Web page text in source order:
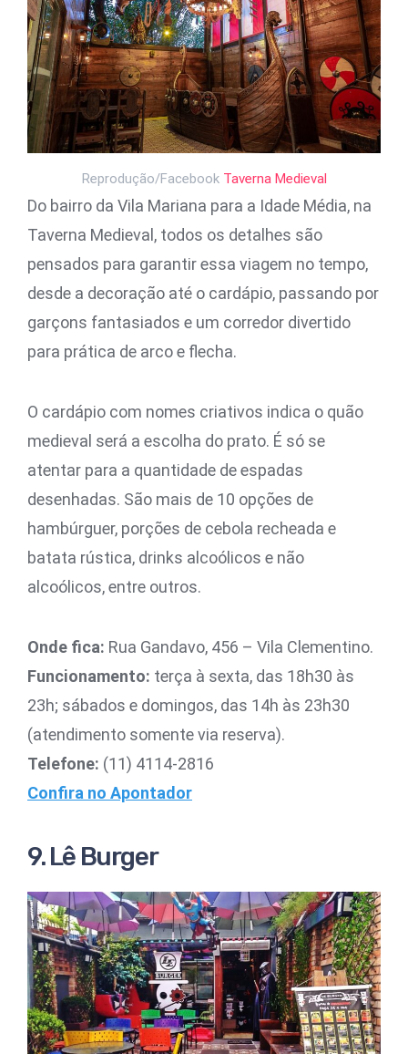
Reprodução/Facebook Taverna Medieval
Do bairro da Vila Mariana para a Idade Média, na
Taverna Medieval, todos os detalhes são
pensados para garantir essa viagem no tempo,
desde a decoração até o cardápio, passando por
garçons fantasiados e um corredor divertido
para prática de arco e flecha.
O cardápio com nomes criativos indica o quão
medieval será a escolha do prato. É só se
atentar para a quantidade de espadas
desenhadas. São mais de 10 opções de
hambúrguer, porções de cebola recheada e
batata rústica, drinks alcoólicos e não
alcoólicos, entre outros.
Onde fica: Rua Gandavo, 456 – Vila Clementino.
Funcionamento: terça à sexta, das 18h30 às
23h; sábados e domingos, das 14h às 23h30
(atendimento somente via reserva).
Telefone: (11) 4114-2816
Confira no Apontador
9. Lê Burger